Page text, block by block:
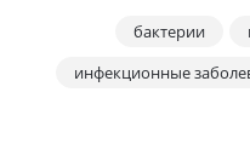
бактерии
инфекционные